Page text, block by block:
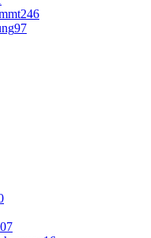
246
97